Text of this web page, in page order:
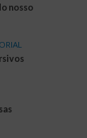
nosso